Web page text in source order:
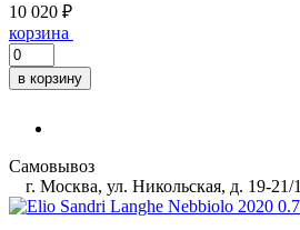
10 020 ₽
корзина
в корзину
Самовывоз
г. Москва, ул. Никольская, д. 19-21/1